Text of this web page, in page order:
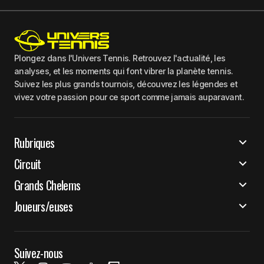
Plongez dans l'Univers Tennis. Retrouvez l'actualité, les
analyses, et les moments qui font vibrer la planète tennis.
Suivez les plus grands tournois, découvrez les légendes et
vivez votre passion pour ce sport comme jamais auparavant.
Rubriques
Circuit
Grands Chelems
Joueurs/euses
Suivez-nous